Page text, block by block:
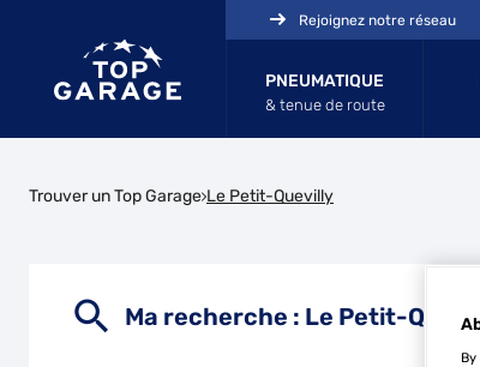
PNEUMATIQUE
& tenue de route
Rejoignez notre réseau
Trouver un Top Garage Le Petit-Quevilly
Ma recherche : Le Petit-